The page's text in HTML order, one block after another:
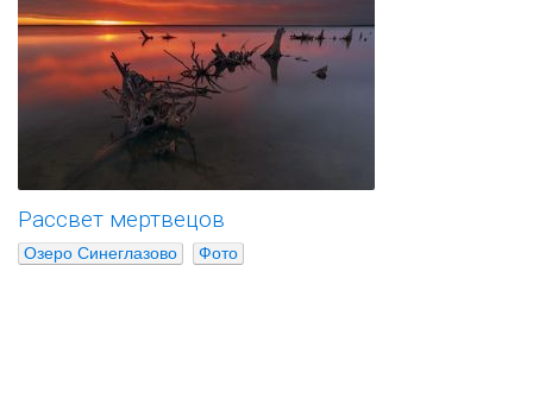
Рассвет мертвецов
Озеро Синеглазово Фото